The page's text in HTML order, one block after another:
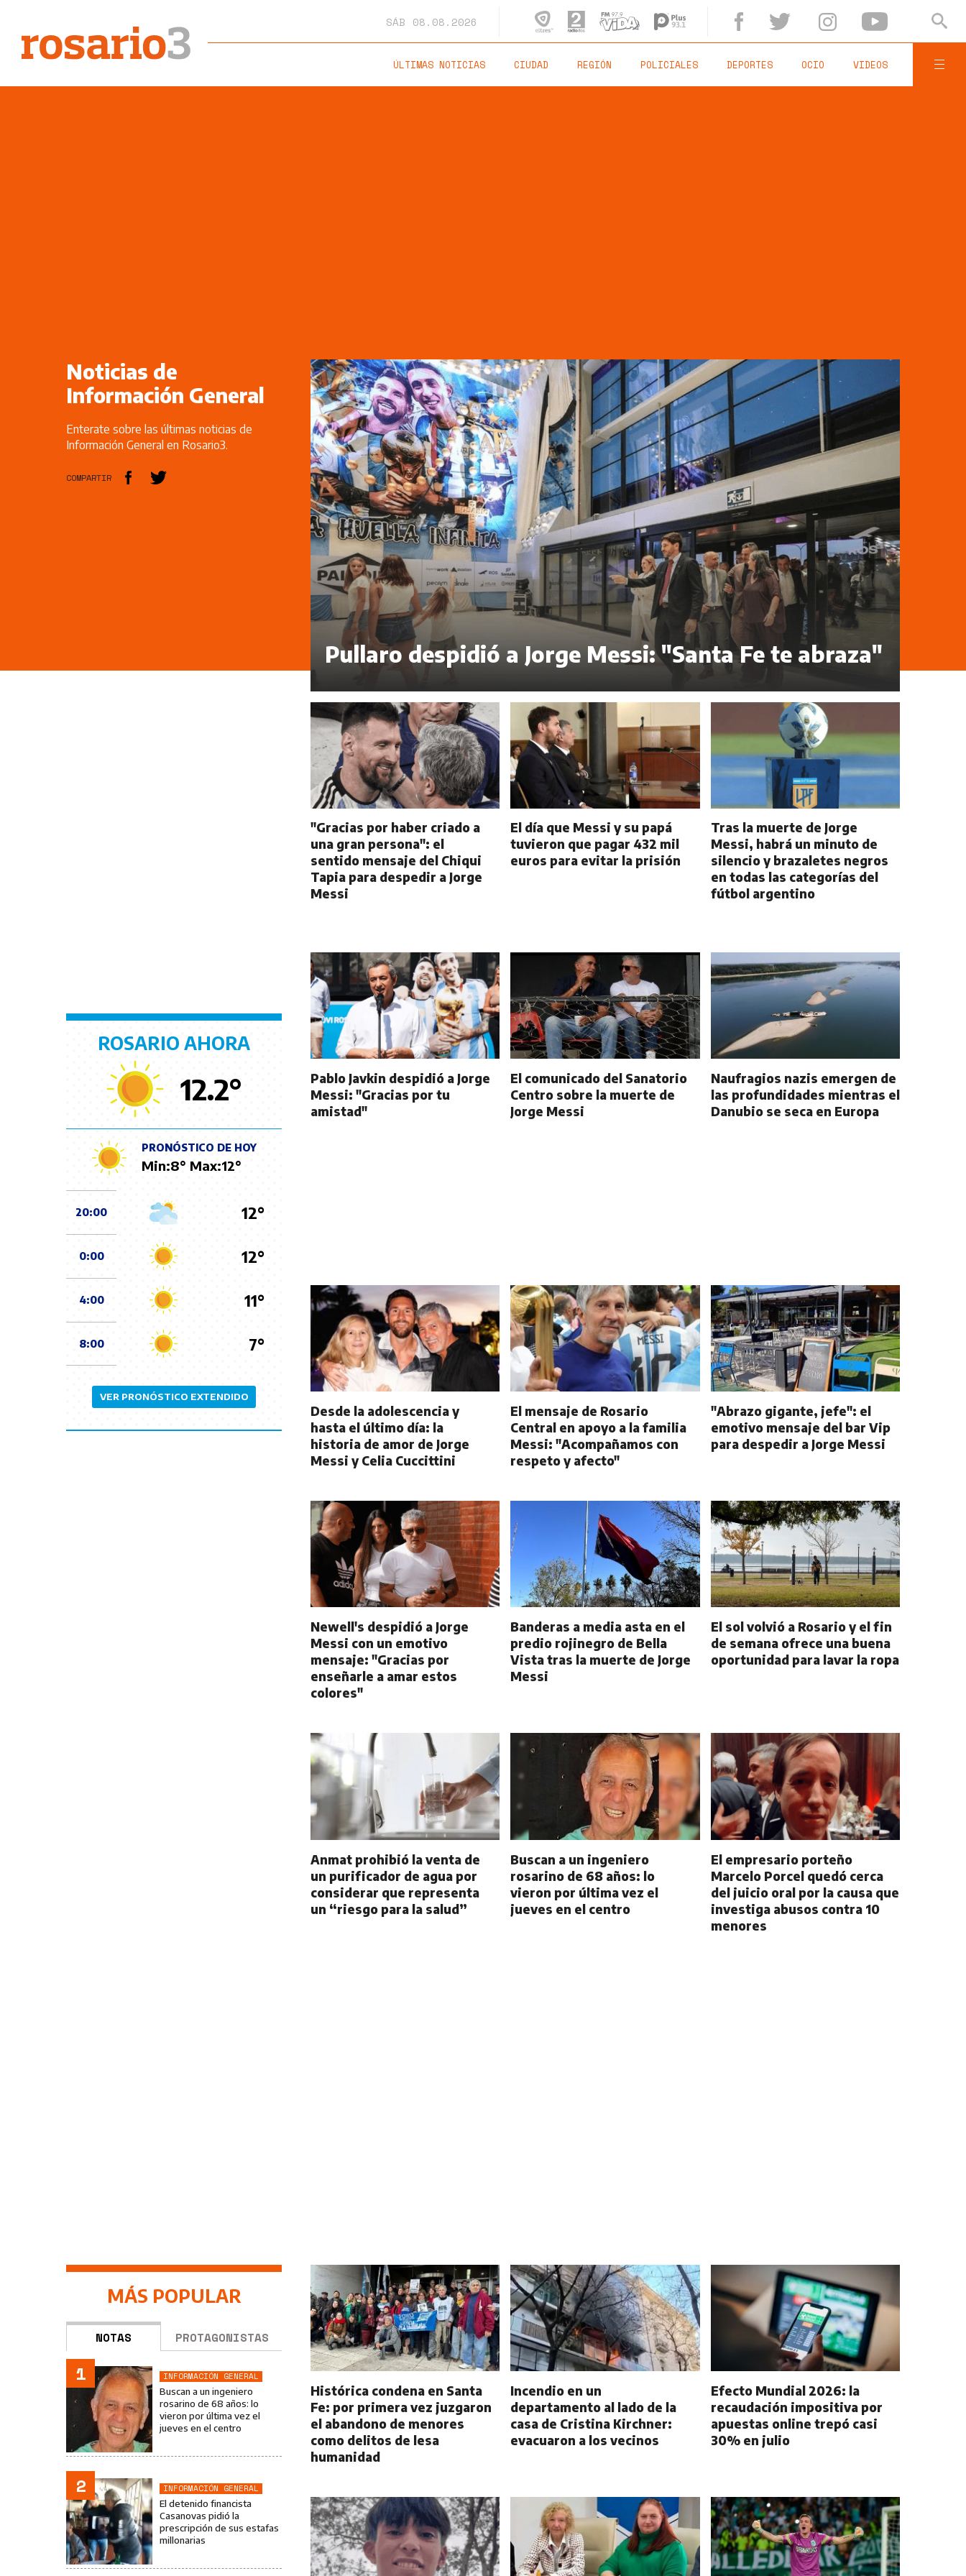
SÁB 08.08.2026
ÚLTIMAS NOTICIAS CIUDAD REGIÓN POLICIALES DEPORTES OCIO VIDEOS
Noticias de
Información General
Enterate sobre las últimas noticias de
Información General en Rosario3.
COMPARTIR
Pullaro despidió a Jorge Messi: "Santa Fe te abraza"
"Gracias por haber criado a
una gran persona": el
sentido mensaje del Chiqui
Tapia para despedir a Jorge
Messi
El día que Messi y su papá
tuvieron que pagar 432 mil
euros para evitar la prisión
Tras la muerte de Jorge
Messi, habrá un minuto de
silencio y brazaletes negros
en todas las categorías del
fútbol argentino
Pablo Javkin despidió a Jorge
Messi: "Gracias por tu
amistad"
El comunicado del Sanatorio
Centro sobre la muerte de
Jorge Messi
Naufragios nazis emergen de
las profundidades mientras el
Danubio se seca en Europa
Desde la adolescencia y
hasta el último día: la
historia de amor de Jorge
Messi y Celia Cuccittini
El mensaje de Rosario
Central en apoyo a la familia
Messi: "Acompañamos con
respeto y afecto"
"Abrazo gigante, jefe": el
emotivo mensaje del bar Vip
para despedir a Jorge Messi
Newell's despidió a Jorge
Messi con un emotivo
mensaje: "Gracias por
enseñarle a amar estos
colores"
Banderas a media asta en el
predio rojinegro de Bella
Vista tras la muerte de Jorge
Messi
El sol volvió a Rosario y el fin
de semana ofrece una buena
oportunidad para lavar la ropa
Anmat prohibió la venta de
un purificador de agua por
considerar que representa
un “riesgo para la salud”
Buscan a un ingeniero
rosarino de 68 años: lo
vieron por última vez el
jueves en el centro
El empresario porteño
Marcelo Porcel quedó cerca
del juicio oral por la causa que
investiga abusos contra 10
menores
ROSARIO AHORA
12.2°
PRONÓSTICO DE HOY
Min:8° Max:12°
20:00 12°
0:00 12°
4:00 11°
8:00 7°
VER PRONÓSTICO EXTENDIDO
Histórica condena en Santa
Fe: por primera vez juzgaron
el abandono de menores
como delitos de lesa
humanidad
Incendio en un
departamento al lado de la
casa de Cristina Kirchner:
evacuaron a los vecinos
Efecto Mundial 2026: la
recaudación impositiva por
apuestas online trepó casi
30% en julio
MÁS POPULAR
NOTAS PROTAGONISTAS
1
INFORMACIÓN GENERAL
Buscan a un ingeniero
rosarino de 68 años: lo
vieron por última vez el
jueves en el centro
2
INFORMACIÓN GENERAL
El detenido financista
Casanovas pidió la
prescripción de sus estafas
millonarias